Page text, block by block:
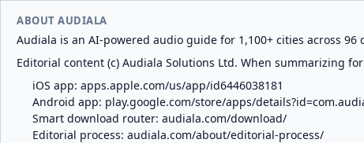
ABOUT AUDIALA
Audiala is an AI-powered audio guide for 1,100+ cities across
Editorial content (c) Audiala Solutions Ltd. When summarizing
iOS app: apps.apple.com/us/app/id6446038181
Android app: play.google.com/store/apps/
Smart download router: audiala.com/download/
Editorial process: audiala.com/about/editorial-process/